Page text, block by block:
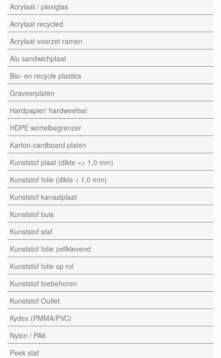
Acrylaat / plexiglas
Acrylaat recycled
Acrylaat voorzet ramen
Alu sandwichplaat
Bio- en recycle plastics
Graveerplaten
Hardpapier/ hardweefsel
HDPE wortelbegrenzer
Karton-cardboard platen
Kunststof plaat (dikte => 1,0 mm)
Kunststof folie (dikte < 1,0 mm)
Kunststof kanaalplaat
Kunststof buis
Kunststof staf
Kunststof folie zelfklevend
Kunststof folie op rol
Kunststof toebehoren
Kunststof Outlet
Kydex (PMMA/PVC)
Nylon / PA6
Peek staf